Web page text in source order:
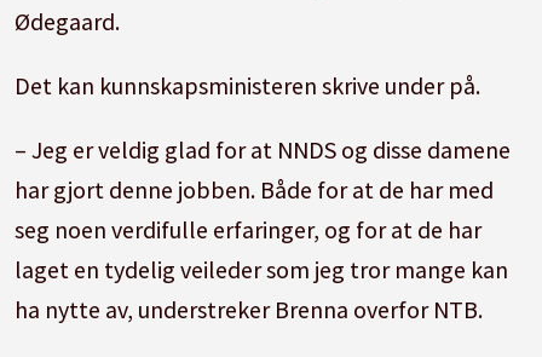
Ødegaard.
Det kan kunnskapsministeren skrive under på.
– Jeg er veldig glad for at NNDS og disse damene
har gjort denne jobben. Både for at de har med
seg noen verdifulle erfaringer, og for at de har
laget en tydelig veileder som jeg tror mange kan
ha nytte av, understreker Brenna overfor NTB.